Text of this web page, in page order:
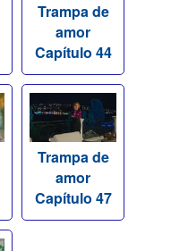
Trampa de
amor
Capítulo 44
Trampa de
amor
Capítulo 47